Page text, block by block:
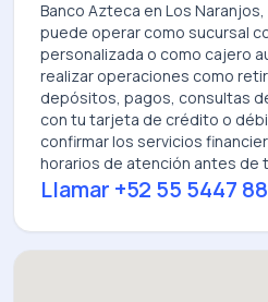
Banco Azteca en Los
puede operar como sucursal
personalizada o como cajero
realizar operaciones como
depósitos, pagos, consultas
con tu tarjeta de crédito o
confirmar los servicios
horarios de atención antes de
Llamar +52 55 5447